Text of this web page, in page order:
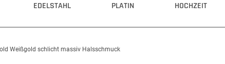
EDELSTAHL PLATIN HOCHZEIT
Weißgold schlicht massiv Halsschmuck